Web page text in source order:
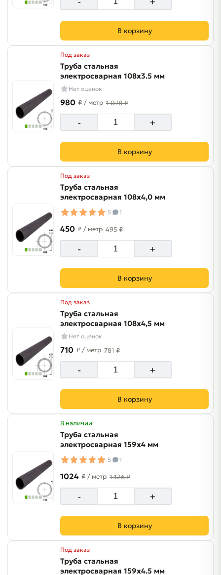
В корзину
Под заказ
Труба стальная
электросварная 108х3.5 мм
Нет оценок
980 ₽ / метр 1 078 ₽
- +
В корзину
Под заказ
Труба стальная
электросварная 108х4,0 мм
5 1
450 ₽ / метр 495 ₽
- +
В корзину
Под заказ
Труба стальная
электросварная 108х4,5 мм
Нет оценок
710 ₽ / метр 781 ₽
- +
В корзину
В наличии
Труба стальная
электросварная 159х4 мм
5 1
1024 ₽ / метр 1 126 ₽
- +
В корзину
Под заказ
Труба стальная
электросварная 159х4.5 мм